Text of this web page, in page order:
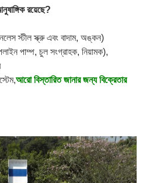
রয়েছে?
স্টীল স্ক্রু এবং বাদাম, অঙ্কন)
পাম্প, চুল সংগ্রাহক, নিয়ামক),
আরো বিস্তারিত জানার জন্য বিক্রেতার